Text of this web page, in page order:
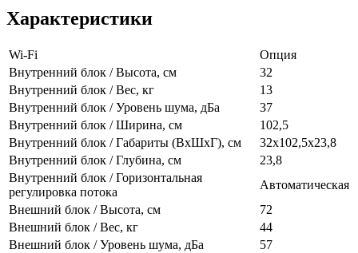
Характеристики
Wi-Fi
Опция
Внутренний блок / Высота, см
32
Внутренний блок / Вес, кг
13
Внутренний блок / Уровень шума, дБа
37
Внутренний блок / Ширина, см
102,5
Внутренний блок / Габариты (ВхШхГ), см
32x102,5x23,8
Внутренний блок / Глубина, см
23,8
Внутренний блок / Горизонтальная
регулировка потока
Автоматическая
Внешний блок / Высота, см
72
Внешний блок / Вес, кг
44
Внешний блок / Уровень шума, дБа
57